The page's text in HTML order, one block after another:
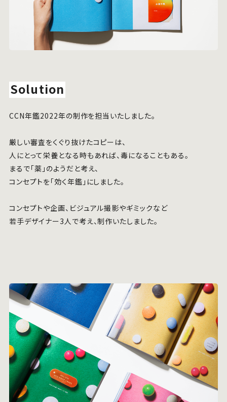
Solution
CCN年鑑2022年の制作を担当いたしました。
厳しい審査をくぐり抜けたコピーは、
人にとって栄養となる時もあれば、毒になることもある。
まるで「薬」のようだと考え、
コンセプトを「効く年鑑」にしました。
コンセプトや企画、ビジュアル撮影やギミックなど
若手デザイナー3人で考え、制作いたしました。